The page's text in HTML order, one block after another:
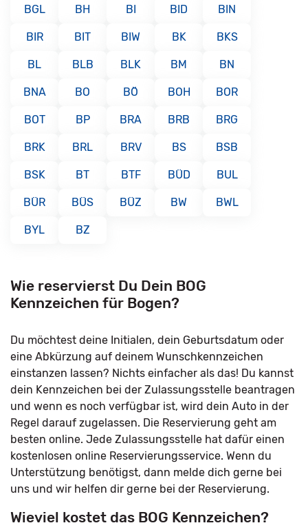
BGL BH BI BID BIN
BIR BIT BIW BK BKS
BL BLB BLK BM BN
BNA BO BÖ BOH BOR
BOT BP BRA BRB BRG
BRK BRL BRV BS BSB
BSK BT BTF BÜD BUL
BÜR BÜS BÜZ BW BWL
BYL BZ
Wie reservierst Du Dein BOG
Kennzeichen für Bogen?
Du möchtest deine Initialen, dein Geburtsdatum oder
eine Abkürzung auf deinem Wunschkennzeichen
einstanzen lassen? Nichts einfacher als das! Du kannst
dein Kennzeichen bei der Zulassungsstelle beantragen
und wenn es noch verfügbar ist, wird dein Auto in der
Regel darauf zugelassen. Die Reservierung geht am
besten online. Jede Zulassungsstelle hat dafür einen
kostenlosen online Reservierungsservice. Wenn du
Unterstützung benötigst, dann melde dich gerne bei
uns und wir helfen dir gerne bei der Reservierung.
Wieviel kostet das BOG Kennzeichen?